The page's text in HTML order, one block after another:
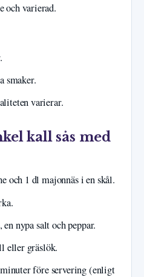
och varierad.
smaker.
varierar.
kall sås med
och 1 dl majonnäs i en skål.
nypa salt och peppar.
eller gräslök.
före servering (enligt